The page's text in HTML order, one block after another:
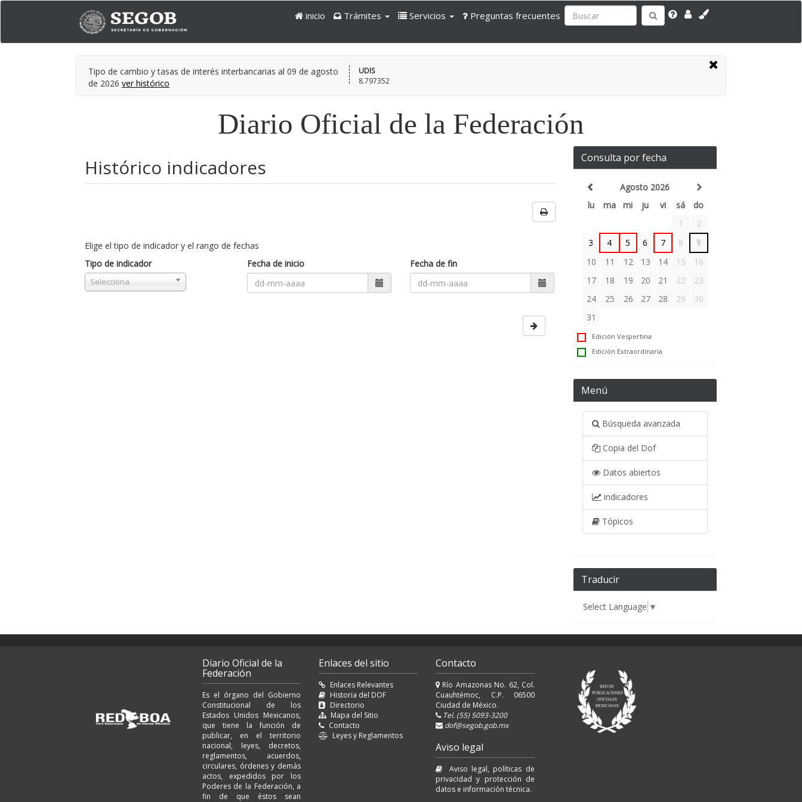
inicio Trámites Servicios Preguntas frecuentes
Tipo de cambio y tasas de interés interbancarias al 09 de agosto
de 2026 ver histórico
UDIS
8.797352
Diario Oficial de la Federación
Histórico indicadores
Elige el tipo de indicador y el rango de fechas
Tipo de indicador
Selecciona
Fecha de inicio Fecha de fin
Consulta por fecha
Agosto 2026
lu
ma mi ju vi sá
do
1
2
3
4 5 6 7 8
9
10
11 12 13 14 15
16
17
18 19 20 21 22
23
24
25 26 27 28 29
30
31
Edición Vespertina
Edición Extraordinaria
Menú
Búsqueda avanzada
Copia del Dof
Datos abiertos
indicadores
Tópicos
Traducir
Select Language ▼
Diario Oficial de la
Federación
Es el órgano del Gobierno
Constitucional de los
Estados Unidos Mexicanos,
que tiene la función de
publicar, en el territorio
nacional, leyes, decretos,
reglamentos, acuerdos,
circulares, órdenes y demás
actos, expedidos por los
Poderes de la Federación, a
fin de que éstos sean
Enlaces del sitio
Enlaces Relevantes
Historia del DOF
Directorio
Mapa del Sitio
Contacto
Leyes y Reglamentos
Contacto
Río Amazonas No. 62, Col.
Cuauhtémoc, C.P. 06500
Ciudad de México.
Tel. (55) 5093-3200
dof@segob.gob.mx
Aviso legal
Aviso legal, políticas de
privacidad y protección de
datos e información técnica.